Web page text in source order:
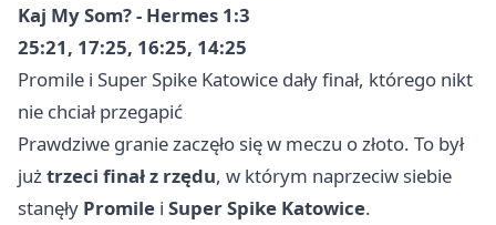
Kaj My Som? - Hermes 1:3
25:21, 17:25, 16:25, 14:25
Promile i Super Spike Katowice dały finał, którego nikt
nie chciał przegapić
Prawdziwe granie zaczęło się w meczu o złoto. To był
jużtrzeci finał z rzędu, w którym naprzeciw siebie
stanęły Promile i Super Spike Katowice.